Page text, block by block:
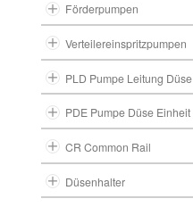
Förderpumpen
Verteilereinspritzpumpen
PLD Pumpe Leitung Düse
PDE Pumpe Düse Einheit
CR Common Rail
Düsenhalter